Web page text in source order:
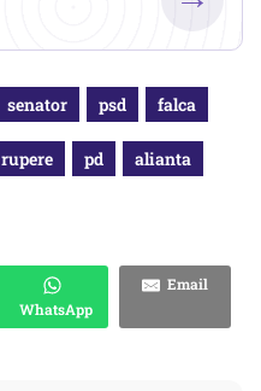
senator psd falca
rupere pd alianta
WhatsApp
Email